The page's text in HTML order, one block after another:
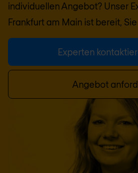
individuellen Angebot? Unser
Frankfurt am Main ist bereit,
Experten
Angebot